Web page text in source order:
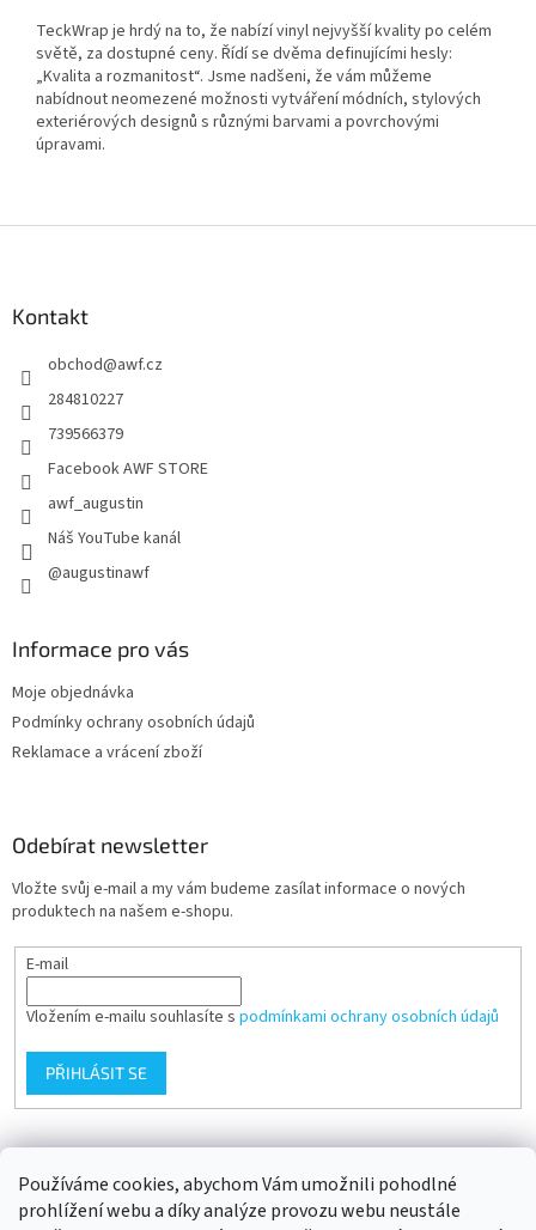
Používáme cookies, abychom Vám umožnili pohodlné
prohlížení webu a díky analýze provozu webu neustále
TeckWrap je hrdý na to, že nabízí vinyl nejvyšší kvality po celém
světě, za dostupné ceny. Řídí se dvěma definujícími hesly:
„Kvalita a rozmanitost“. Jsme nadšeni, že vám můžeme
nabídnout neomezené možnosti vytváření módních, stylových
exteriérových designů s různými barvami a povrchovými
úpravami.
Kontakt
obchod@awf.cz
284810227
739566379
Facebook AWF STORE
awf_augustin
Náš YouTube kanál
@augustinawf
Informace pro vás
Moje objednávka
Podmínky ochrany osobních údajů
Reklamace a vrácení zboží
Odebírat newsletter
Vložte svůj e-mail a my vám budeme zasílat informace o nových
produktech na našem e-shopu.
E-mail
Vložením e-mailu souhlasíte s podmínkami ochrany osobních údajů
PŘIHLÁSIT SE